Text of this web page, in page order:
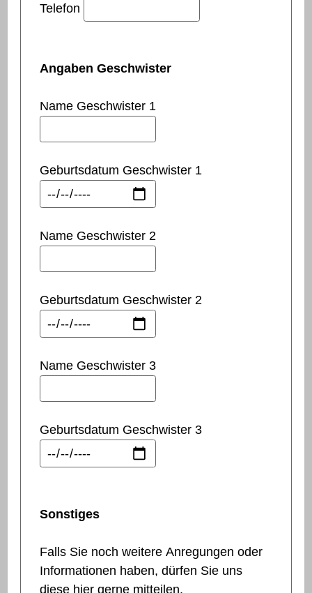
Telefon
Angaben Geschwister
Name Geschwister 1
Geburtsdatum Geschwister 1
Name Geschwister 2
Geburtsdatum Geschwister 2
Name Geschwister 3
Geburtsdatum Geschwister 3
Sonstiges
Falls Sie noch weitere Anregungen oder
Informationen haben, dürfen Sie uns
diese hier gerne mitteilen.